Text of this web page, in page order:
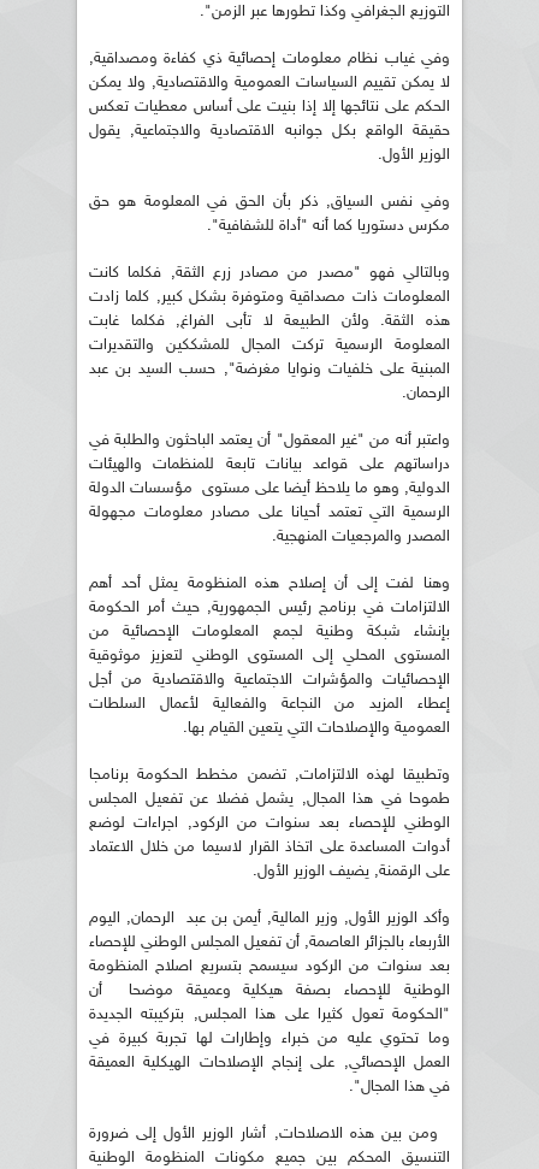
التوزيع الجغرافي وكذا تطورها عبر الزمن".
وفي غياب نظام معلومات إحصائية ذي كفاءة ومصداقية,
لا يمكن تقييم السياسات العمومية والاقتصادية, ولا يمكن
الحكم على نتائجها إلا إذا بنيت على أساس معطيات تعكس
حقيقة الواقع بكل جوانبه الاقتصادية والاجتماعية, يقول
الوزير الأول.
وفي نفس السياق, ذكر بأن الحق في المعلومة هو حق
مكرس دستوريا كما أنه "أداة للشفافية".
وبالتالي فهو "مصدر من مصادر زرع الثقة, فكلما كانت
المعلومات ذات مصداقية ومتوفرة بشكل كبير, كلما زادت
هذه الثقة. ولأن الطبيعة لا تأبى الفراغ, فكلما غابت
المعلومة الرسمية تركت المجال للمشككين والتقديرات
المبنية على خلفيات ونوايا مغرضة", حسب السيد بن عبد
الرحمان.
واعتبر أنه من "غير المعقول" أن يعتمد الباحثون والطلبة في
دراساتهم على قواعد بيانات تابعة للمنظمات والهيئات
الدولية, وهو ما يلاحظ أيضا على مستوى مؤسسات الدولة
الرسمية التي تعتمد أحيانا على مصادر معلومات مجهولة
المصدر والمرجعيات المنهجية.
وهنا لفت إلى أن إصلاح هذه المنظومة يمثل أحد أهم
الالتزامات في برنامج رئيس الجمهورية, حيث أمر الحكومة
بإنشاء شبكة وطنية لجمع المعلومات الإحصائية من
المستوى المحلي إلى المستوى الوطني لتعزيز موثوقية
الإحصائيات والمؤشرات الاجتماعية والاقتصادية من أجل
إعطاء المزيد من النجاعة والفعالية لأعمال السلطات
العمومية والإصلاحات التي يتعين القيام بها.
وتطبيقا لهذه الالتزامات, تضمن مخطط الحكومة برنامجا
طموحا في هذا المجال, يشمل فضلا عن تفعيل المجلس
الوطني للإحصاء بعد سنوات من الركود, اجراءات لوضع
أدوات المساعدة على اتخاذ القرار لاسيما من خلال الاعتماد
على الرقمنة, يضيف الوزير الأول.
وأكد الوزير الأول, وزير المالية, أيمن بن عبد الرحمان, اليوم
الأربعاء بالجزائر العاصمة, أن تفعيل المجلس الوطني للإحصاء
بعد سنوات من الركود سيسمح بتسريع اصلاح المنظومة
الوطنية للإحصاء بصفة هيكلية وعميقة موضحا أن
"الحكومة تعول كثيرا على هذا المجلس, بتركيبته الجديدة
وما تحتوي عليه من خبراء وإطارات لها تجربة كبيرة في
العمل الإحصائي, على إنجاح الإصلاحات الهيكلية العميقة
في هذا المجال".
ومن بين هذه الاصلاحات, أشار الوزير الأول إلى ضرورة
التنسيق المحكم بين جميع مكونات المنظومة الوطنية